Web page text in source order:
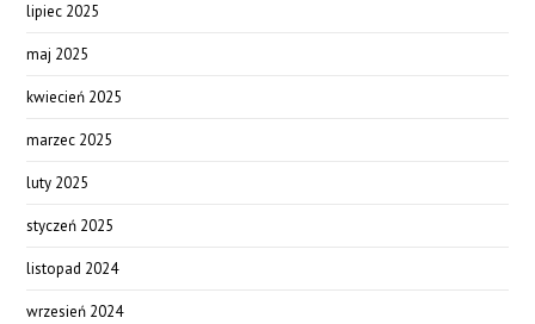
lipiec 2025
maj 2025
kwiecień 2025
marzec 2025
luty 2025
styczeń 2025
listopad 2024
wrzesień 2024